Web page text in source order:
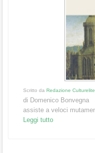
Scritto da Redazione Culturelite
di Domenico Bonvegna
assiste a veloci
Leggi tutto